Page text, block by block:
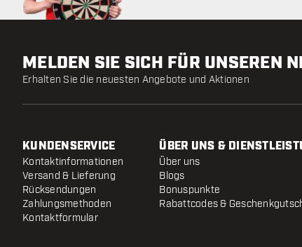
MELDEN SIE SICH FÜR UNSEREN
Erhalten Sie die neuesten Angebote und Aktionen
KUNDENSERVICE
Kontaktinformationen
Versand & Lieferung
Rücksendungen
Zahlungsmethoden
Kontaktformular
ÜBER UNS &
Über uns
Blogs
Bonuspunkte
Rabattcodes &